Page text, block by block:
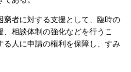
者に対する支援として、臨時の
相談体制の強化などを行うこ
る人に申請の権利を保障し、すみ